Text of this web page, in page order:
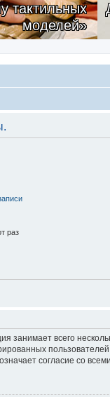
тактильных
моделей»
раз
занимает всего
согласие со